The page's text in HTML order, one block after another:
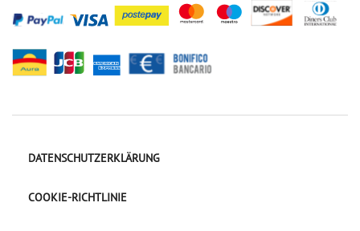
DATENSCHUTZERKLÄRUNG
COOKIE-RICHTLINIE